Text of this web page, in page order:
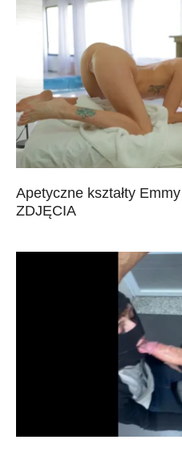
Apetyczne kształty
ZDJĘCIA